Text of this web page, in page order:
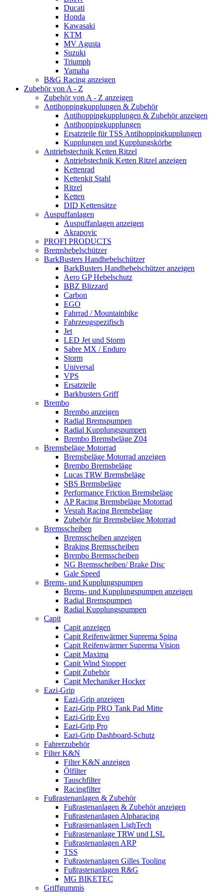
Ducati
Honda
Kawasaki
KTM
MV Agusta
Suzuki
Triumph
Yamaha
B&G Racing anzeigen
Zubehör von A - Z
Zubehör von A - Z anzeigen
Antihoppingkupplungen & Zubehör
Antihoppingkupplungen & Zubehör anzeigen
Antihoppingkupplungen
Ersatzteile für TSS Antihoppingkupplungen
Kupplungen und Kupplungskörbe
Antriebstechnik Ketten Ritzel
Antriebstechnik Ketten Ritzel anzeigen
Kettenrad
Kettenkit Stahl
Ritzel
Ketten
DID Kettensätze
Auspuffanlagen
Auspuffanlagen anzeigen
Akrapovic
PROFI PRODUCTS
Bremshebelschützer
BarkBusters Handhebelschützer
BarkBusters Handhebelschützer anzeigen
Aero GP Hebelschutz
BBZ Blizzard
Carbon
EGO
Fahrrad / Mountainbike
Fahrzeugspezifisch
Jet
LED Jet und Storm
Sabre MX / Enduro
Storm
Universal
VPS
Ersatzteile
Barkbusters Griff
Brembo
Brembo anzeigen
Radial Bremspumpen
Radial Kupplungspumpen
Brembo Bremsbeläge Z04
Bremsbeläge Motorrad
Bremsbeläge Motorrad anzeigen
Brembo Bremsbeläge
Lucas TRW Bremsbeläge
SBS Bremsbeläge
Performance Friction Bremsbeläge
AP Racing Bremsbeläge Motorrad
Vesrah Racing Bremsbeläge
Zubehör für Bremsbeläge Motorrad
Bremsscheiben
Bremsscheiben anzeigen
Braking Bremsscheiben
Brembo Bremsscheiben
NG Bremsscheiben/ Brake Disc
Gale Speed
Brems- und Kupplungspumpen
Brems- und Kupplungspumpen anzeigen
Radial Bremspumpen
Radial Kupplungspumpen
Capit
Capit anzeigen
Capit Reifenwärmer Suprema Spina
Capit Reifenwärmer Suprema Vision
Capit Maxima
Capit Wind Stopper
Capit Zubehör
Capit Mechaniker Hocker
Eazi-Grip
Eazi-Grip anzeigen
Eazi-Grip PRO Tank Pad Mitte
Eazi-Grip Evo
Eazi-Grip Pro
Eazi-Grip Dashboard-Schutz
Fahrerzubehör
Filter K&N
Filter K&N anzeigen
Ölfilter
Tauschfilter
Racingfilter
Fußrastenanlagen & Zubehör
Fußrastenanlagen & Zubehör anzeigen
Fußrastenanlagen Alpharacing
Fußrastenanlagen LighTech
Fußrastenanlage TRW und LSL
Fußrastenanlagen ARP
TSS
Fußrastenanlagen Gilles Tooling
Fußrastenanlagen R&G
MG BIKETEC
Griffgummis